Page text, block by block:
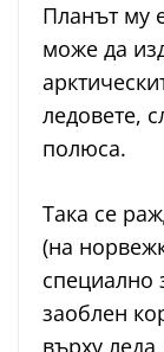
Планът му
може да
ледовете,
полюса.
Така се
(на
специално
заоблен